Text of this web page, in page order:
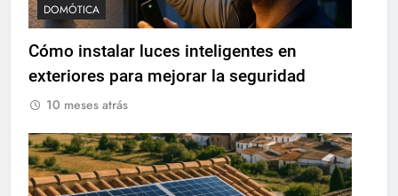
DOMÓTICA
Cómo instalar luces inteligentes en
exteriores para mejorar la seguridad
10 meses atrás